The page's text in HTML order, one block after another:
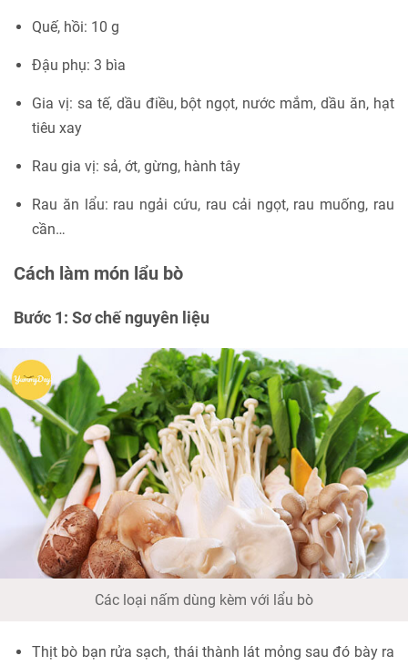
Quế, hồi: 10 g
Đậu phụ: 3 bìa
Gia vị: sa tế, dầu điều, bột ngọt, nước mắm, dầu ăn, hạt
tiêu xay
Rau gia vị: sả, ớt, gừng, hành tây
Rau ăn lẩu: rau ngải cứu, rau cải ngọt, rau muống, rau
cần…
Cách làm món lẩu bò
Bước 1: Sơ chế nguyên liệu
Các loại nấm dùng kèm với lẩu bò
Thịt bò bạn rửa sạch, thái thành lát mỏng sau đó bày ra